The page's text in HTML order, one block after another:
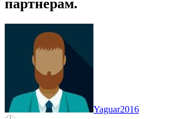
партнерам.
Yaguar2016